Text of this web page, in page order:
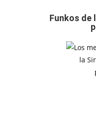
Funkos de